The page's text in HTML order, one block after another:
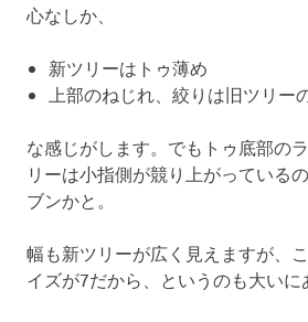
心なしか、
新ツリーはトゥ薄め
上部のねじれ、絞りは旧ツリー
な感じがします。でもトゥ底部の
リーは小指側が競り上がっている
ブンかと。
幅も新ツリーが広く見えますが、
イズが7だから、というのも大いに